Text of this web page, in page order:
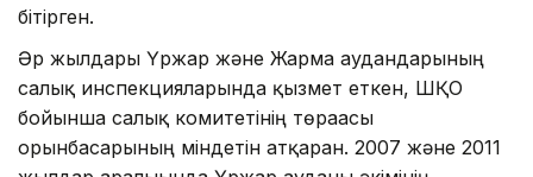
бітірген.
Әр жылдары Үржар және Жарма аудандарының
салық инспекцияларында қызмет еткен, ШҚО
бойынша салық комитетінің төрағасы
орынбасарының міндетін атқарған. 2007 және 2011